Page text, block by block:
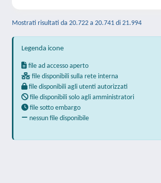
Mostrati risultati da 20.722 a 20.741 di 21.994
Legenda icone
file ad accesso aperto
file disponibili sulla rete interna
file disponibili agli utenti autorizzati
file disponibili solo agli amministratori
file sotto embargo
nessun file disponibile